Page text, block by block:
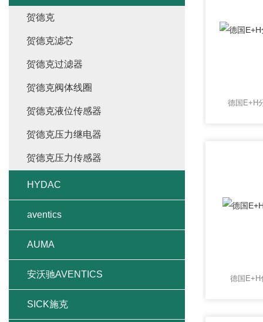
德国E+H
德国E+H
贺德克
贺德克滤芯
贺德克过滤器
贺德克阀体线圈
贺德克液位传感器
贺德克压力继电器
贺德克压力传感器
HYDAC
aventics
AUMA
安沃驰AVENTICS
SICK施克